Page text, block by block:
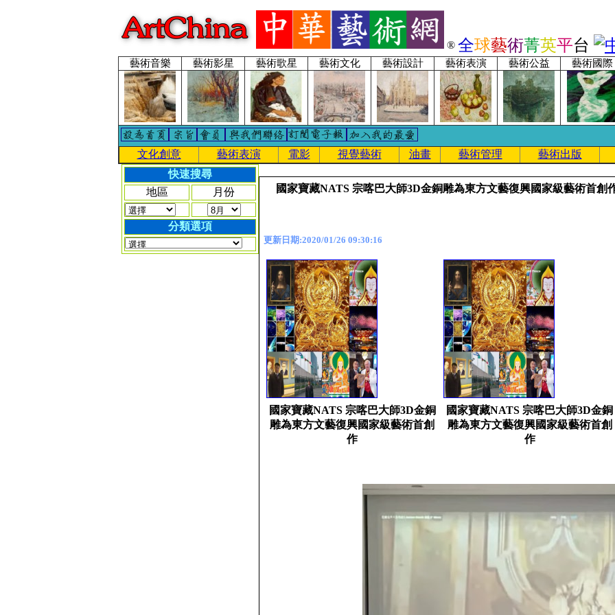
® 全球藝術菁英平台
藝術音樂 藝術影星 藝術歌星 藝術文化 藝術設計 藝術表演 藝術公益 藝術國際
文化創意 藝術表演 電影 視覺藝術 油畫 藝術管理
藝術出版
快速搜尋
地區
月份
分類選項
國家寶藏NATS 宗喀巴大師3D金銅雕為東方文藝復興國家級藝術首創
更新日期:2020/01/26 09:30:16
國家寶藏NATS 宗喀巴大師3D金銅
雕為東方文藝復興國家級藝術首創
作
國家寶藏NATS 宗喀巴大師3D金銅
雕為東方文藝復興國家級藝術首創
作